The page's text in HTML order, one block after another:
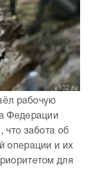
рабочую
Федерации
что забота об
операции и их
для